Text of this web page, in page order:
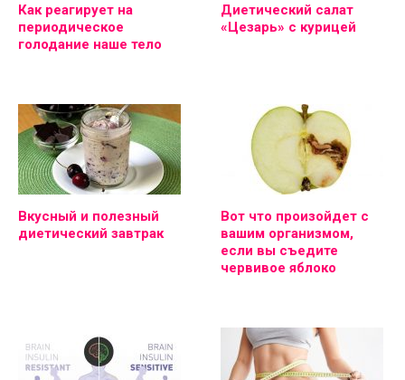
Как реагирует на
периодическое
голодание наше тело
Диетический салат
«Цезарь» с курицей
Вкусный и полезный
диетический завтрак
Вот что произойдет с
вашим организмом,
если вы съедите
червивое яблоко